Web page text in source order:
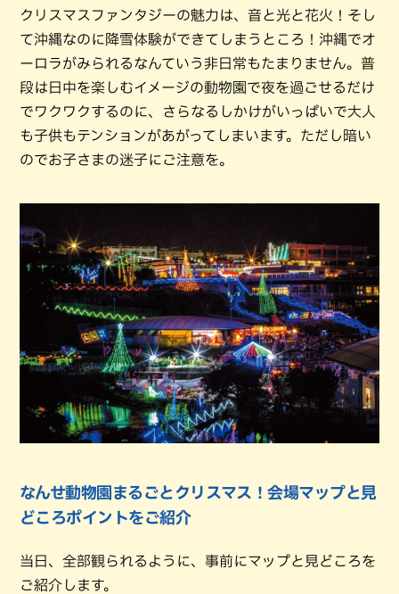
クリスマスファンタジーの魅力は、音と光と花火！そし
て沖縄なのに降雪体験ができてしまうところ！沖縄でオ
ーロラがみられるなんていう非日常もたまりません。普
段は日中を楽しむイメージの動物園で夜を過ごせるだけ
でワクワクするのに、さらなるしかけがいっぱいで大人
も子供もテンションがあがってしまいます。ただし暗い
のでお子さまの迷子にご注意を。
なんせ動物園まるごとクリスマス！会場マップと見
どころポイントをご紹介
当日、全部観られるように、事前にマップと見どころを
ご紹介します。